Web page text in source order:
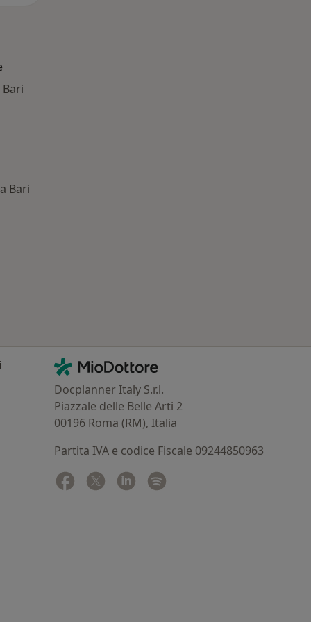
Bari
Contatti
MioDottore - Homepage
Docplanner Italy S.r.l.
Piazzale delle Belle Arti 2
00196 Roma (RM), Italia
Partita IVA e codice Fiscale 09244850963
Facebook
si apre in una nuova scheda
Twitter
si apre in una nuova scheda
Linkedin
si apre in una nuova scheda